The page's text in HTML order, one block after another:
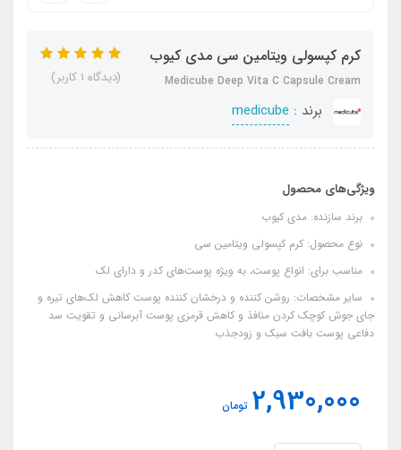
کرم کپسولی ویتامین سی مدی کیوب
Medicube Deep Vita C Capsule Cream
برند : medicube
(دیدگاه 1 کاربر)
ویژگی‌های محصول
برند سازنده: مدی کیوب
نوع محصول: کرم کپسولی ویتامین سی
مناسب برای: انواع پوست، به‌ ویژه پوست‌های کدر و دارای لک
سایر مشخصات: روشن‌ کننده و درخشان‌ کننده پوست کاهش لک‌های تیره و
جای جوش کوچک کردن منافذ و کاهش قرمزی پوست آبرسانی و تقویت سد
دفاعی پوست بافت سبک و زودجذب
2,930,000 تومان